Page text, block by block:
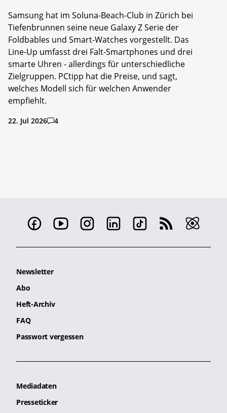
Samsung hat im Soluna-Beach-Club in Zürich bei
Tiefenbrunnen seine neue Galaxy Z Serie der
Foldbables und Smart-Watches vorgestellt. Das
Line-Up umfasst drei Falt-Smartphones und drei
smarte Uhren - allerdings für unterschiedliche
Zielgruppen. PCtipp hat die Preise, und sagt,
welches Modell sich für welchen Anwender
empfiehlt.
22. Jul 2026 4
Newsletter
Abo
Heft-Archiv
FAQ
Passwort vergessen
Mediadaten
Presseticker